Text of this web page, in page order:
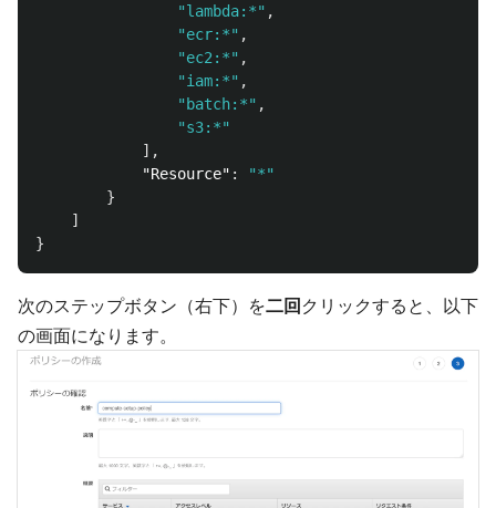
"lambda:*" ,
"ecr:*" ,
"ec2:*" ,
"iam:*" ,
"batch:*" ,
"s3:*"
],
"Resource" :
"*"
}
]
}
次のステップボタン（右下）を二回クリックすると、以下
の画面になります。